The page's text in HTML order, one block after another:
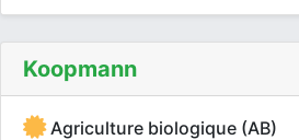
Koopmann
Agriculture biologique (AB)